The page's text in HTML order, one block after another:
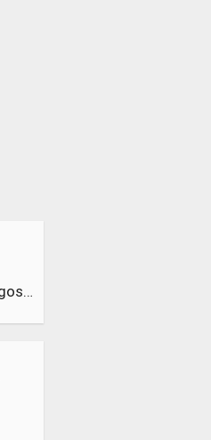
Dynoro & Gigi D’Agostino